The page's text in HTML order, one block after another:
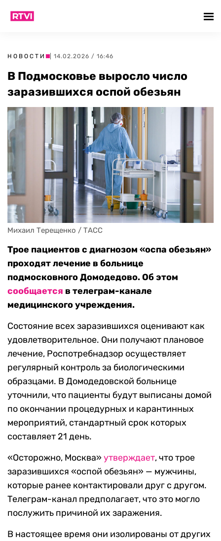
НОВОСТИ | 14.02.2026 / 16:46
В Подмосковье выросло число
заразившихся оспой обезьян
Михаил Терещенко / ТАСС
Трое пациентов с диагнозом «оспа обезьян»
проходят лечение в больнице
подмосковного Домодедово. Об этом
сообщается в телеграм-канале
медицинского учреждения.
Состояние всех заразившихся оценивают как
удовлетворительное. Они получают плановое
лечение, Роспотребнадзор осуществляет
регулярный контроль за биологическими
образцами. В Домодедовской больнице
уточнили, что пациенты будут выписаны домой
по окончании процедурных и карантинных
мероприятий, стандартный срок которых
составляет 21 день.
«Осторожно, Москва»утверждает, что трое
заразившихся «оспой обезьян» — мужчины,
которые ранее контактировали друг с другом.
Телеграм-канал предполагает, что это могло
послужить причиной их заражения.
В настоящее время они изолированы от других